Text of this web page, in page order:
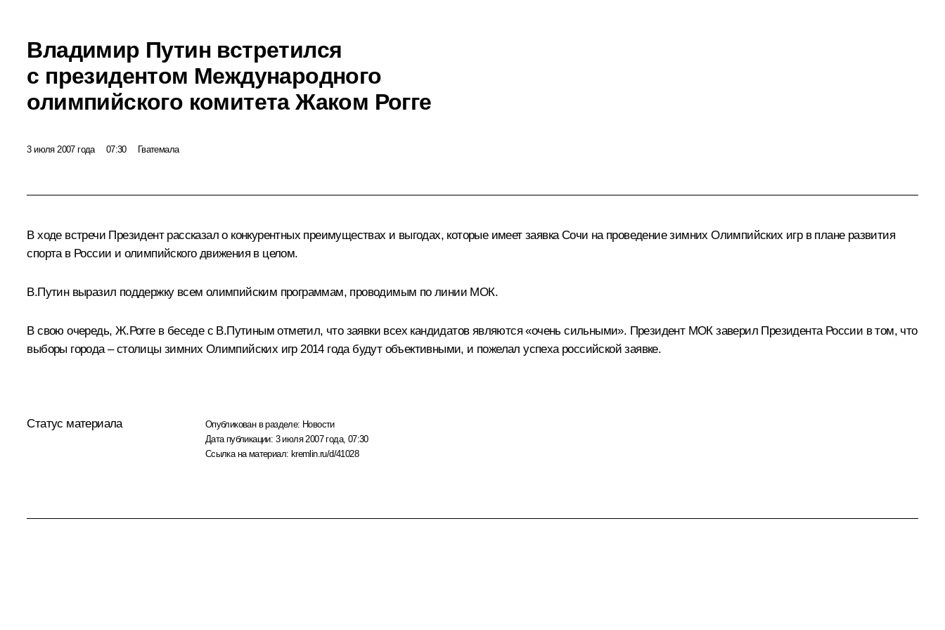
Владимир Путин встретился
с президентом Международного
олимпийского комитета Жаком Рогге
3 июля 2007 года 07:30 Гватемала
В ходе встречи Президент рассказал о конкурентных преимуществах и выгодах, которые имеет заявка Сочи на проведение зимних Олимпийских игр в плане развития
спорта в России и олимпийского движения в целом.
В.Путин выразил поддержку всем олимпийским программам, проводимым по линии МОК.
В свою очередь, Ж.Рогге в беседе с В.Путиным отметил, что заявки всех кандидатов являются «очень сильными». Президент МОК заверил Президента России в том, что
выборы города – столицы зимних Олимпийских игр 2014 года будут объективными, и пожелал успеха российской заявке.
Статус материала Опубликован в разделе: Новости
Дата публикации: 3 июля 2007 года, 07:30
Ссылка на материал: kremlin.ru/d/41028